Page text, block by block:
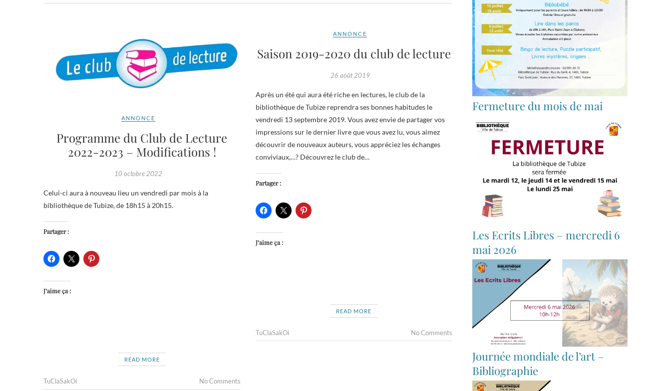
ANNONCE
Programme du Club de Lecture
2022-2023 – Modifications !
10 octobre 2022
Celui-ci aura à nouveau lieu un vendredi par mois à la
bibliothèque de Tubize, de 18h15 à 20h15.
Partager :
J’aime ça :
READ MORE
TuClaSakOi No Comments
ANNONCE
Saison 2019-2020 du club de lecture
26 août 2019
Après un été qui aura été riche en lectures, le club de la
bibliothèque de Tubize reprendra ses bonnes habitudes le
vendredi 13 septembre 2019. Vous avez envie de partager vos
impressions sur le dernier livre que vous avez lu, vous aimez
découvrir de nouveaux auteurs, vous appréciez les échanges
conviviaux,…? Découvrez le club de…
Partager :
J’aime ça :
READ MORE
TuClaSakOi No Comments
Fermeture du mois de mai
Les Ecrits Libres – mercredi 6
mai 2026
Journée mondiale de l’art –
Bibliographie